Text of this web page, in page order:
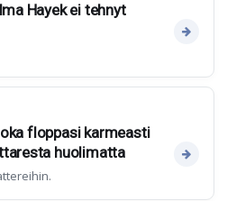
Hayek ei tehnyt
floppasi karmeasti
huolimatta